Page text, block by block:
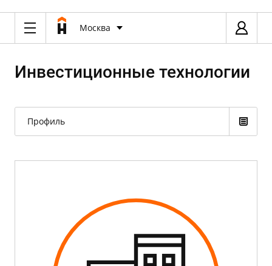
Москва
Инвестиционные технологии
Профиль